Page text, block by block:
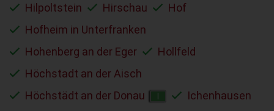
Hilpoltstein
Hirschau
Hof
Hofheim in Unterfranken
Hohenberg an der Eger
Hollfeld
Höchstadt an der Aisch
Höchstädt an der Donau
Ichenhausen